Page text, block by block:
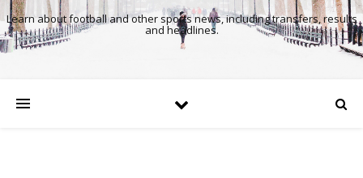
Learn about football and other sports news, including transfers, results
and headlines.